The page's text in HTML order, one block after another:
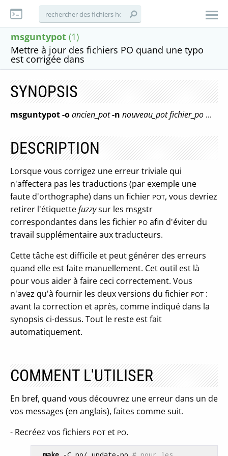
msguntypot (1)
Mettre à jour des fichiers PO quand une typo
est corrigée dans
SYNOPSIS
msguntypot-oancien_pot-n nouveau_potfichier_po ...
DESCRIPTION
Lorsque vous corrigez une erreur triviale qui
n'affectera pas les traductions (par exemple une
faute d'orthographe) dans un fichier POT, vous devriez
retirer l'étiquettefuzzysur les msgstr
correspondantes dans les fichier PO afin d'éviter du
travail supplémentaire aux traducteurs.
Cette tâche est difficile et peut générer des erreurs
quand elle est faite manuellement. Cet outil est là
pour vous aider à faire ceci correctement. Vous
n'avez qu'à fournir les deux versions du fichier POT :
avant la correction et après, comme indiqué dans la
synopsis ci-dessus. Tout le reste est fait
automatiquement.
COMMENT L'UTILISER
En bref, quand vous découvrez une erreur dans un de
vos messages (en anglais), faites comme suit.
- Recréez vos fichiers POT et PO.